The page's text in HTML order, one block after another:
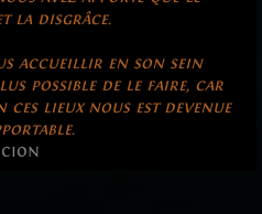
la disgrâce.
accueillir en son sein
possible de le faire, car
ces lieux nous est devenue